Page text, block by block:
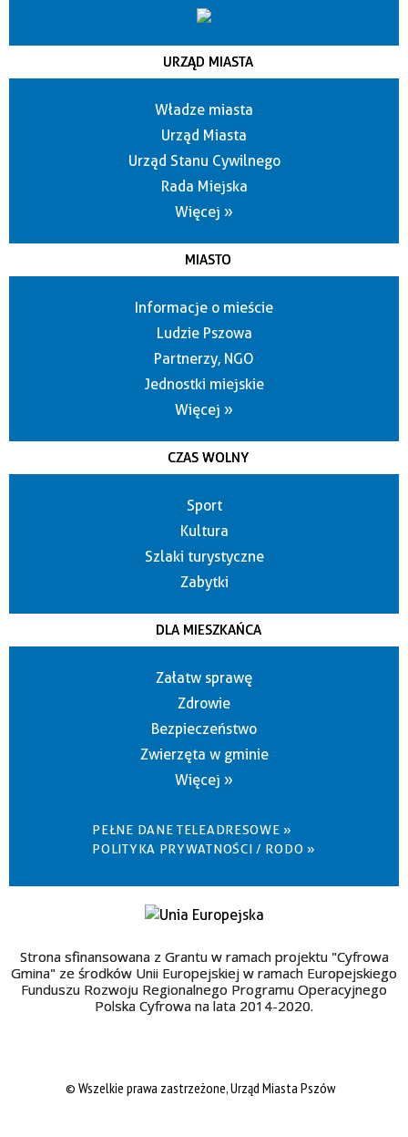
URZĄD MIASTA
Władze miasta
Urząd Miasta
Urząd Stanu Cywilnego
Rada Miejska
Więcej »
MIASTO
Informacje o mieście
Ludzie Pszowa
Partnerzy, NGO
Jednostki miejskie
Więcej »
CZAS WOLNY
Sport
Kultura
Szlaki turystyczne
Zabytki
DLA MIESZKAŃCA
Załatw sprawę
Zdrowie
Bezpieczeństwo
Zwierzęta w gminie
Więcej »
PEŁNE DANE TELEADRESOWE »
POLITYKA PRYWATNOŚCI / RODO »
Strona sfinansowana z Grantu w ramach projektu "Cyfrowa
Gmina" ze środków Unii Europejskiej w ramach Europejskiego
Funduszu Rozwoju Regionalnego Programu Operacyjnego
Polska Cyfrowa na lata 2014-2020.
© Wszelkie prawa zastrzeżone, Urząd Miasta Pszów